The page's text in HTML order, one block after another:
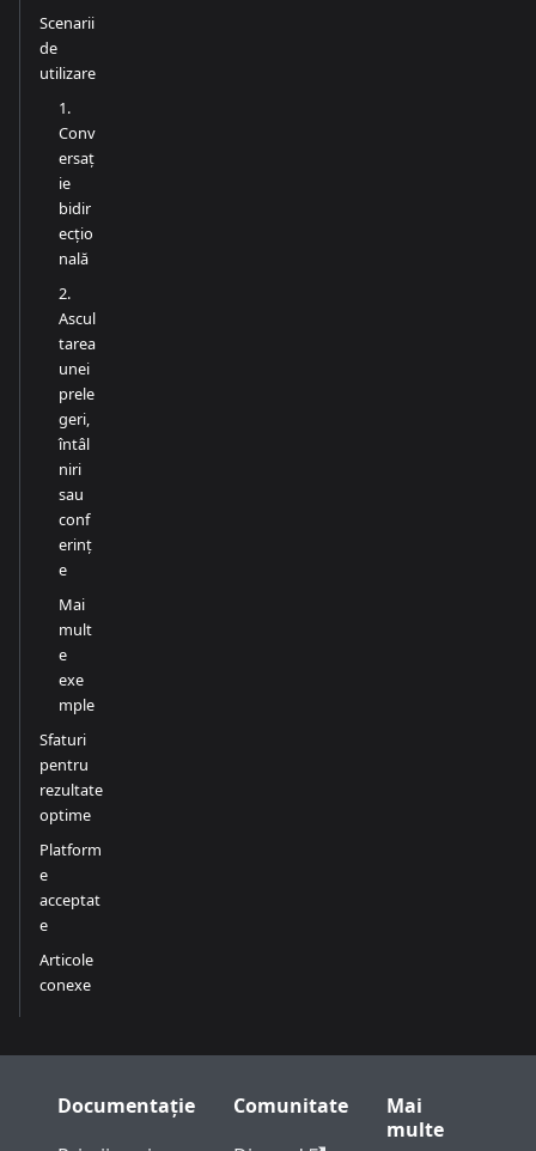
Scenarii
de
utilizare
1.
Conv
ersaț
ie
bidir
ecțio
nală
2.
Ascul
tarea
unei
prele
geri,
întâl
niri
sau
conf
erinț
e
Mai
mult
e
exe
mple
Sfaturi
pentru
rezultate
optime
Platform
e
acceptat
e
Articole
conexe
Documentație
Comunitate
Mai
multe